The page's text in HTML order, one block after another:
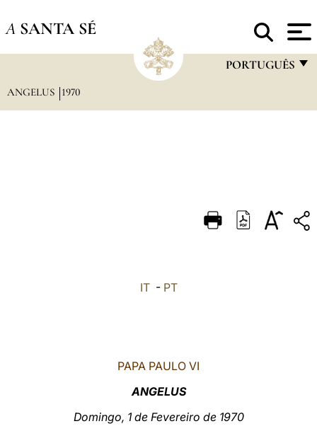
A SANTA SÉ
PORTUGUÊS
DEUTSCH
ANGELUS 1970
IT- PT
PAPA PAULO VI
ANGELUS
Domingo, 1 de Fevereiro de 1970